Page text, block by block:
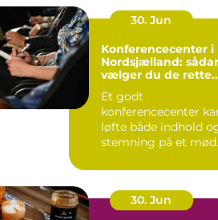
30. Jun
Konferencecenter i
Nordsjælland:
vælger du de rette
Et godt
konferencecenter
løfte både indhold
stemning på et
30. Jun